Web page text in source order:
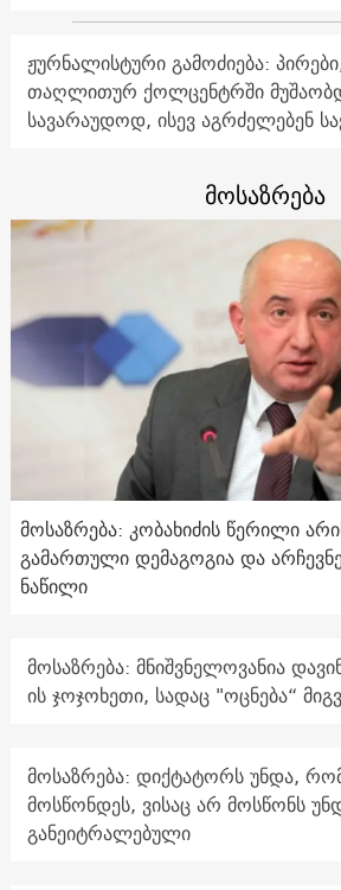
ჟურნალისტური გამოძიება:
თაღლითურ ქოლცენტრში
სავარაუდოდ, ისევ აგრძელებენ
მოსაზრება
მოსაზრება: კობახიძის წერილი
გამართული დემაგოგია და
ნაწილი
მოსაზრება: მნიშვნელოვანია
ის ჯოჯოხეთი, სადაც "ოცნება“
მოსაზრება: დიქტატორს უნდა,
მოსწონდეს, ვისაც არ მოსწონს
განეიტრალებული